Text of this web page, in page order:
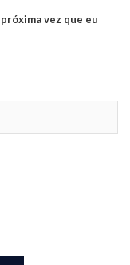
vez que eu